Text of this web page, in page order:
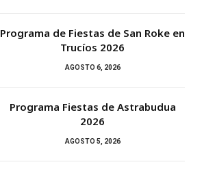
Programa de Fiestas de San Roke en
Trucíos 2026
AGOSTO 6, 2026
Programa Fiestas de Astrabudua
2026
AGOSTO 5, 2026